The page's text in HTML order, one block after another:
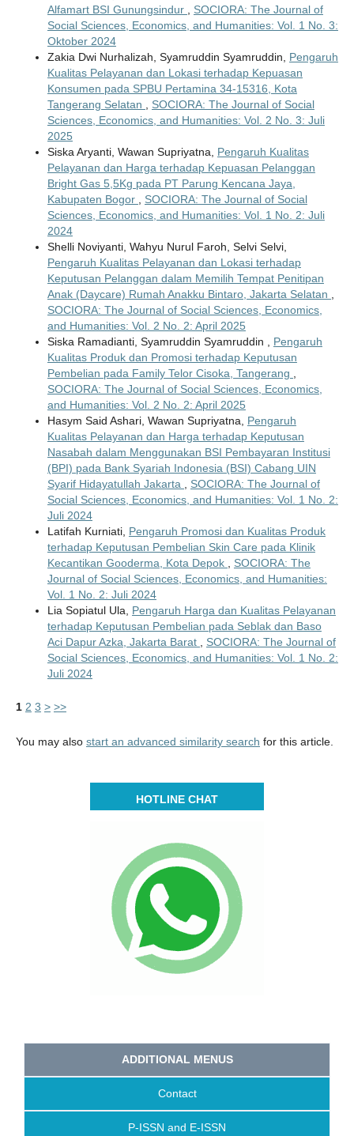
Alfamart BSI Gunungsindur , SOCIORA: The Journal of
Social Sciences, Economics, and Humanities: Vol. 1 No. 3:
Oktober 2024
Zakia Dwi Nurhalizah, Syamruddin Syamruddin, Pengaruh
Kualitas Pelayanan dan Lokasi terhadap Kepuasan
Konsumen pada SPBU Pertamina 34-15316, Kota
Tangerang Selatan , SOCIORA: The Journal of Social
Sciences, Economics, and Humanities: Vol. 2 No. 3: Juli
2025
Siska Aryanti, Wawan Supriyatna, Pengaruh Kualitas
Pelayanan dan Harga terhadap Kepuasan Pelanggan
Bright Gas 5,5Kg pada PT Parung Kencana Jaya,
Kabupaten Bogor , SOCIORA: The Journal of Social
Sciences, Economics, and Humanities: Vol. 1 No. 2: Juli
2024
Shelli Noviyanti, Wahyu Nurul Faroh, Selvi Selvi,
Pengaruh Kualitas Pelayanan dan Lokasi terhadap
Keputusan Pelanggan dalam Memilih Tempat Penitipan
Anak (Daycare) Rumah Anakku Bintaro, Jakarta Selatan ,
SOCIORA: The Journal of Social Sciences, Economics,
and Humanities: Vol. 2 No. 2: April 2025
Siska Ramadianti, Syamruddin Syamruddin , Pengaruh
Kualitas Produk dan Promosi terhadap Keputusan
Pembelian pada Family Telor Cisoka, Tangerang ,
SOCIORA: The Journal of Social Sciences, Economics,
and Humanities: Vol. 2 No. 2: April 2025
Hasym Said Ashari, Wawan Supriyatna, Pengaruh
Kualitas Pelayanan dan Harga terhadap Keputusan
Nasabah dalam Menggunakan BSI Pembayaran Institusi
(BPI) pada Bank Syariah Indonesia (BSI) Cabang UIN
Syarif Hidayatullah Jakarta , SOCIORA: The Journal of
Social Sciences, Economics, and Humanities: Vol. 1 No. 2:
Juli 2024
Latifah Kurniati, Pengaruh Promosi dan Kualitas Produk
terhadap Keputusan Pembelian Skin Care pada Klinik
Kecantikan Gooderma, Kota Depok , SOCIORA: The
Journal of Social Sciences, Economics, and Humanities:
Vol. 1 No. 2: Juli 2024
Lia Sopiatul Ula, Pengaruh Harga dan Kualitas Pelayanan
terhadap Keputusan Pembelian pada Seblak dan Baso
Aci Dapur Azka, Jakarta Barat , SOCIORA: The Journal of
Social Sciences, Economics, and Humanities: Vol. 1 No. 2:
Juli 2024
1 2 3 > >>
You may also start an advanced similarity search for this article.
HOTLINE CHAT
ADDITIONAL MENUS
Contact
P-ISSN and E-ISSN